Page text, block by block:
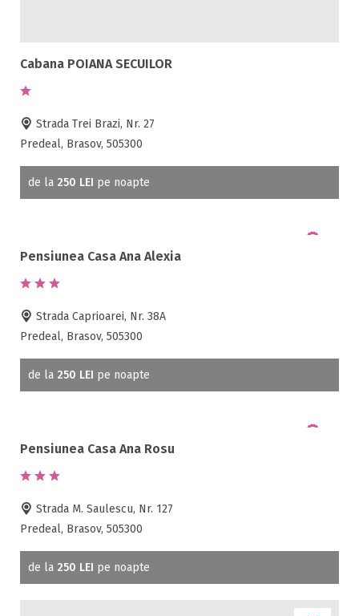
Cabana POIANA SECUILOR
Strada Trei Brazi, Nr. 27
Predeal, Brasov, 505300
de la 250 LEI pe noapte
Pensiunea Casa Ana Alexia
Strada Caprioarei, Nr. 38A
Predeal, Brasov, 505300
de la 250 LEI pe noapte
Pensiunea Casa Ana Rosu
Strada M. Saulescu, Nr. 127
Predeal, Brasov, 505300
de la 250 LEI pe noapte